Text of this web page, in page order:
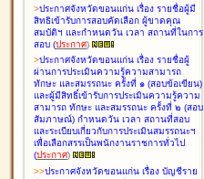
>ประกาศจังหวัดขอนแก่น เรื่อง รายชื่อผู้มี
สิทธิเข้ารับการสอบคัดเลือก ผู้ขาดคุณ
สมบัติฯ และกำหนดวัน เวลา สถานที่ในการ
สอบ (ประกาศ)
>ประกาศจังหวัดขอนแก่น เรื่อง รายชื่อผู้
ผ่านการประเมินความรู้ความสามารถ
ทักษะ และสมรรถนะ ครั้งที่ ๑ (สอบข้อเขียน)
และผู้มีสิทธิ์เข้ารับการประเมินความรู้ความ
สามารถ ทักษะ และสมรรถนะ ครั้งที่ ๒ (สอบ
สัมภาษณ์) กำหนดวัน เวลา สถานที่สอบ
และระเบียบเกี่ยวกับการประเมินสมรรถนะฯ
เพื่อเลือกสรรเป็นพนักงานราชการทั่วไป
(ประกาศ)
>>ประกาศจังหวัดขอนแก่น เรื่อง บัญชีราย